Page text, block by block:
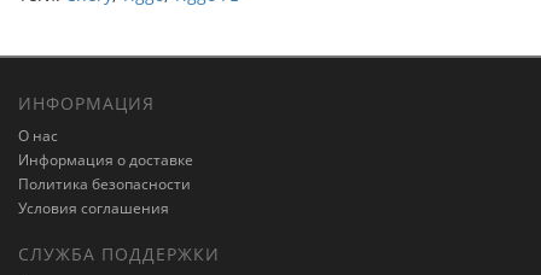
ИНФОРМАЦИЯ
О нас
Информация о доставке
Политика безопасности
Условия соглашения
СЛУЖБА ПОДДЕРЖКИ